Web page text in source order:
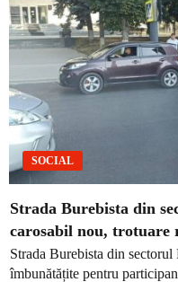
SOCIAL
Strada Burebista din
carosabil nou,
Strada Burebista din
îmbunătățite pentru